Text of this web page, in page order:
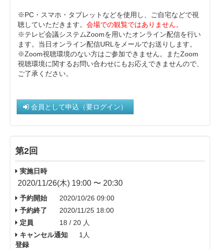
※PC・スマホ・タブレットなどを使用し、ご自宅などで視
聴していただきます。 会場での観覧ではありません。
※テレビ会議システムZoomを用いたオンライン配信を行い
ます。当日オンライン配信URLをメールでお送りします。
※ Zoom視聴環境のない方はご参加できません。またZoom
視聴環境に関するお問い合わせにもお応えできませんので、
ご了承ください。
会員として申込（要ログイン）
第2回
実施日時
2020/11/26(木) 19:00 〜 20:30
予約開始
2020/10/26 09:00
予約終了
2020/11/25 18:00
定員
18 / 20 人
キャンセル通知
登録
1人